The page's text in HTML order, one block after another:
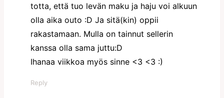
totta, että tuo levän maku ja haju voi alkuun
olla aika outo :D Ja sitä(kin) oppii
rakastamaan. Mulla on tainnut sellerin
kanssa olla sama juttu:D
Ihanaa viikkoa myös sinne <3 <3 :)
Reply